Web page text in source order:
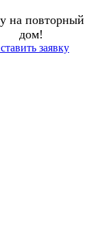
на повторный
дом!
заявку